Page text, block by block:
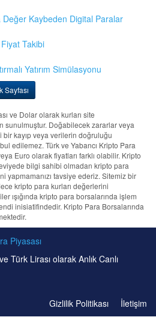
Kaybeden Digital Paralar
Takibi
Yatırım Simülasyonu
Sayfası
ve Dolar olarak kurları site
sunulmuştur. Doğabilecek zararlar veya
kayıp veya verilerin doğruluğu
edilemez. Türk ve Yabancı Kripto Para
Euro olarak fiyatları farklı olabilir. Kripto
bilgi sahibi olmadan kripto para
yapmamanızı tavsiye ederiz. Sitemiz bir
kripto para kurları değerlerini
ışığında kripto para borsalarında işlem
inisiatifindedir. Kripto Para Borsalarında
Piyasası
Türk Lirası olarak Anlık Canlı
Gizlilik Politikası İletişim